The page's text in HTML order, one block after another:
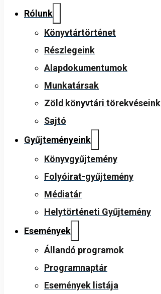
Rólunk
Könyvtártörténet
Részlegeink
Alapdokumentumok
Munkatársak
Zöld könyvtári törekvéseink
Sajtó
Gyűjteményeink
Könyvgyűjtemény
Folyóirat-gyűjtemény
Médiatár
Helytörténeti Gyűjtemény
Események
Állandó programok
Programnaptár
Események listája